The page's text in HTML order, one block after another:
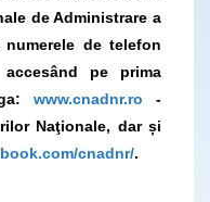
de Administrare a
de telefon
pe prima
www.cnadnr.ro -
Naţionale, dar și
cnadnr/.